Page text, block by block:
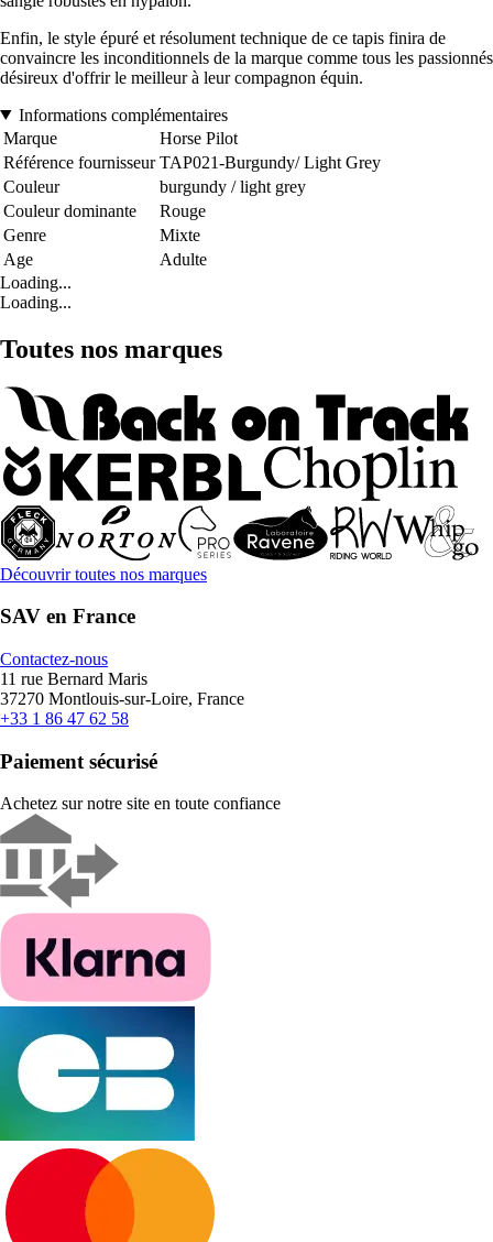
Enfin, le style épuré et résolument technique de ce tapis finira de
convaincre les inconditionnels de la marque comme tous les passionnés
désireux d'offrir le meilleur à leur compagnon équin.
Informations complémentaires
Marque
Horse Pilot
Référence fournisseur TAP021-Burgundy/ Light Grey
Couleur
burgundy / light grey
Couleur dominante
Rouge
Genre
Mixte
Age
Adulte
Loading...
Loading...
Toutes nos marques
Découvrir toutes nos marques
SAV en France
Contactez-nous
11 rue Bernard Maris
37270 Montlouis-sur-Loire, France
+33 1 86 47 62 58
Paiement sécurisé
Achetez sur notre site en toute confiance